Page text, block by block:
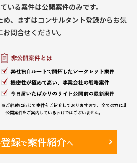
いる案件は公開案件のみです。
め、まずはコンサルタント登録からお気
お問合せください。
録で案件紹介へ